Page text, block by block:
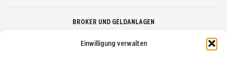
Einwilligung verwalten
BROKER UND GELDANLAGEN